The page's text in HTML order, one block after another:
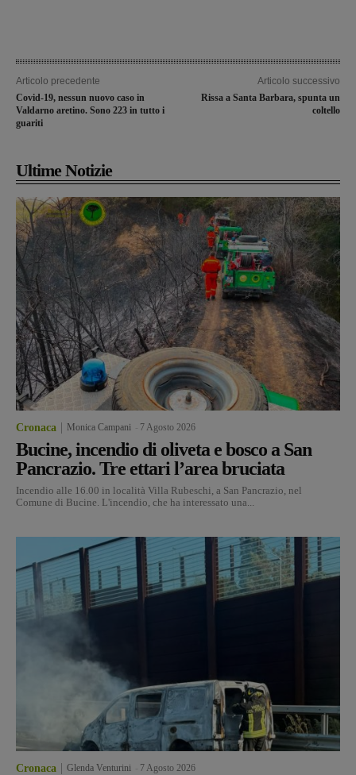
Articolo precedente
Covid-19, nessun nuovo caso in
Valdarno aretino. Sono 223 in tutto i
guariti
Articolo successivo
Rissa a Santa Barbara, spunta un
coltello
Ultime Notizie
Cronaca Monica Campani 7 Agosto 2026
Bucine, incendio di oliveta e bosco a San
Pancrazio. Tre ettari l’area bruciata
Incendio alle 16.00 in località Villa Rubeschi, a San Pancrazio, nel
Comune di Bucine. L'incendio, che ha interessato una...
Cronaca Glenda Venturini 7 Agosto 2026